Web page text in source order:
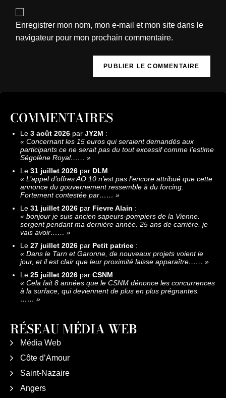
Enregistrer mon nom, mon e-mail et mon site dans le
navigateur pour mon prochain commentaire.
COMMENTAIRES
Le 3 août 2026 par JY2M :
« Concernant les 15 euros qui seraient demandés aux
participants ce ne serait pas du tout excessif comme l’estime
Ségolène Royal…… »
Le 31 juillet 2026 par DLM :
« L’appel d’offres AO 10 n’est pas l’encore attribué que cette
annonce du gouvernement ressemble à du forcing.
Fortement contestée par…… »
Le 31 juillet 2026 par Fievre Alain :
« bonjour je suis ancien sapeurs-pompiers de la Vienne.
sergent pendant ma dernière année. 25 ans de carrière. je
vais avoir…… »
Le 27 juillet 2026 par Petit patrice :
« Dans le Tarn et Garonne, de nouveaux projets voient le
jour, et il est clair que leur proximité laisse apparaître…… »
Le 25 juillet 2026 par CSNM :
« Cela fait 8 années que le CSNM dénonce les concurrences
à la surface, qui deviennent de plus en plus prégnantes.
…… »
RÉSEAU MÉDIA WEB
Média Web
Côte d’Amour
Saint-Nazaire
Angers